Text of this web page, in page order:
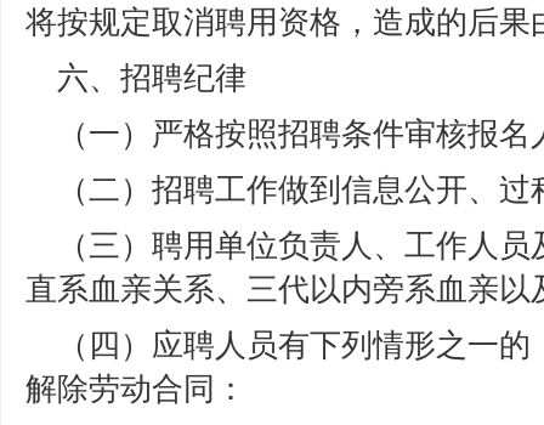
将按规定取消聘用资格，造成的后果
六、招聘纪律
（一）严格按照招聘条件审核报
（二）招聘工作做到信息公开、
（三）聘用单位负责人、工作人
直系血亲关系、三代以内旁系血亲
（四）应聘人员有下列情形之一
解除劳动合同：